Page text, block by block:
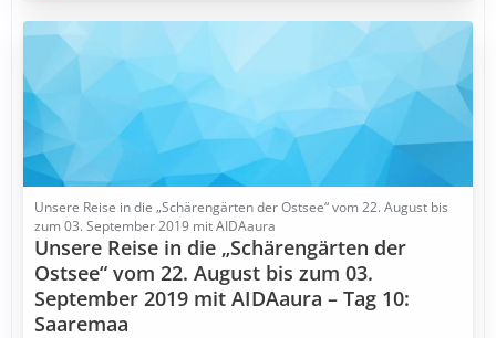
Unsere Reise in die „Schärengärten der Ostsee“ vom 22. August bis
zum 03. September 2019 mit AIDAaura
Unsere Reise in die „Schärengärten der
Ostsee“ vom 22. August bis zum 03.
September 2019 mit AIDAaura – Tag 10:
Saaremaa